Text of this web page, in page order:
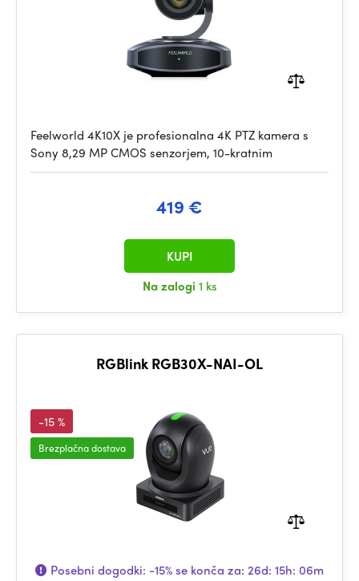
Feelworld 4K10X je profesionalna 4K PTZ kamera s
Sony 8,29 MP CMOS senzorjem, 10-kratnim
419 €
Na zalogi 1 ks
KUPI
RGBlink RGB30X-NAI-OL
-15 %
Brezplačna dostava
Posebni dogodki: -15%se konča za: 26d: 15h: 06m